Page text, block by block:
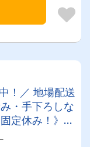
！／ 地場配送
・手下ろしな
定休み！》超